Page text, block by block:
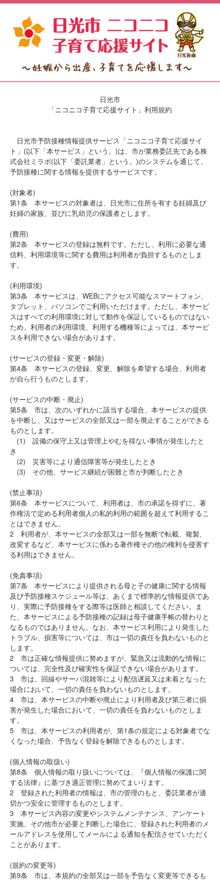
日光市
「ニコニコ子育て応援サイト」利用規約
日光市予防接種情報提供サービス「ニコニコ子育て応援サイ
ト」(以下「本サービス」という。)は、市が業務委託先である株
式会社ミラボ(以下「委託業者」という。)のシステムを通じて、
予防接種に関する情報を提供するサービスです。
(対象者)
第1条 本サービスの対象者は、日光市に住所を有する妊婦及び
妊婦の家族、並びに乳幼児の保護者とします。
(費用)
第2条 本サービスの登録は無料です。ただし、利用に必要な通
信料、利用環境等に関する費用は利用者が負担するものとしま
す。
(利用環境)
第3条 本サービスは、WEBにアクセス可能なスマートフォン、
タブレット、パソコンでご利用いただけます。ただし、本サービ
スはすべての利用環境に対して動作を保証しているものではない
ため、利用者の利用環境、利用する機種等によっては、本サービ
スを利用できない場合があります。
(サービスの登録・変更・解除)
第4条 本サービスの登録、変更、解除を希望する場合、利用者
が自ら行うものとします。
(サービスの中断・廃止)
第5条 市は、次のいずれかに該当する場合、本サービスの提供
を中断し、又はサービスの全部又は一部を廃止することができる
ものとします。
(1) 設備の保守上又は管理上やむを得ない事情が発生したと
き
(2) 災害等により通信障害等が発生したとき
(3) その他、サービス継続が困難と市が判断したとき
(禁止事項)
第6条 本サービスについて、利用者は、市の承諾を得ずに、著
作権法で定める利用者個人の私的利用の範囲を超えて利用するこ
とはできません。
2 利用者が、本サービスの全部又は一部を無断で転載、複製、
改変するなど、本サービスに係わる著作権その他の権利を侵害す
る利用はできません。
(免責事項)
第7条 本サービスにより提供される母と子の健康に関する情報
及び予防接種スケジュール等は、あくまで標準的な情報提供であ
り、実際に予防接種をする際等は医師と相談してください。ま
た、本サービスによる予防接種の記録は母子健康手帳の替わりと
なるものではありません。なお、本サービス利用により発生した
トラブル、損害等については、市は一切の責任を負わないものと
します。
2 市は正確な情報提供に努めますが、緊急又は流動的な情報に
ついては、完全性及び確実性を保証できない場合があります。
3 市は、回線やサーバ混雑等により配信遅延又は未着となった
場合において、一切の責任を負わないものとします。
4 市は、本サービスの中断や廃止により利用者及び第三者に損
害が発生した場合において、一切の責任を負わないものとしま
す。
5 市は、本サービスの利用者が、第1条の規定による対象者でな
くなった場合、予告なく登録を解除できるものとします。
(個人情報の取扱い)
第8条 個人情報の取り扱いについては、『個人情報の保護に関
する法律』に基づき適正管理に努めてまいります。
2 登録された利用者の情報は、市の管理のもと、委託業者が適
切かつ安全に管理するものとします。
3 本サービス内容の変更やシステムメンテナンス、アンケート
実施、その他市が必要と判断した場合に、登録された利用者のメ
ールアドレスを使用してメールによる通知を配信させていただく
ことがあります。
(規約の変更等)
第9条 市は、本規約の全部又は一部を予告なく変更等できるも